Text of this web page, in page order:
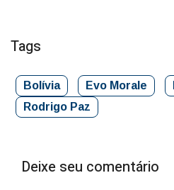
Tags
Bolívia Evo Morale
Rodrigo Paz
Deixe seu comentário